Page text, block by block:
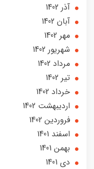
آذر 1402
آبان 1402
مهر 1402
شهریور 1402
مرداد 1402
تير 1402
خرداد 1402
ارديبهشت 1402
فروردین 1402
اسفند 1401
بهمن 1401
دی 1401